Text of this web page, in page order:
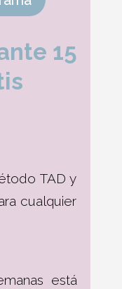
15
TAD y
cualquier
está